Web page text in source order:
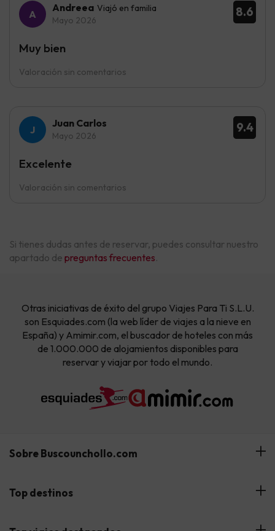
8.6
Andreea Viajó en familia
Mayo 2026
Valoración sin comentarios
Muy bien
9.4
Juan Carlos
Mayo 2026
Valoración sin comentarios
Excelente
Si tienes dudas antes de reservar, puedes consultar nuestro
apartado de preguntas frecuentes.
Otras iniciativas de éxito del grupo Viajes Para Ti S.L.U.
son Esquiades.com (la web líder de viajes a la nieve en
España) y Amimir.com, el buscador de hoteles con más
de 1.000.000 de alojamientos disponibles para
reservar y viajar por todo el mundo.
Sobre Buscounchollo.com
¿Quiénes somos?
Top destinos
Hoteles Andalucía